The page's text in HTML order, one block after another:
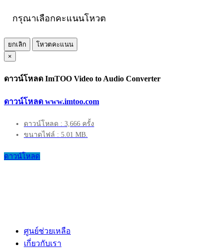
กรุณาเลือกคะแนนโหวต
ยกเลิก
โหวตคะแนน
×
ดาวน์โหลด ImTOO Video to Audio Converter
ดาวน์โหลด www.imtoo.com
ดาวน์โหลด : 3,666 ครั้ง
ขนาดไฟล์ : 5.01 MB.
ดาวน์โหลด
ศูนย์ช่วยเหลือ
เกี่ยวกับเรา